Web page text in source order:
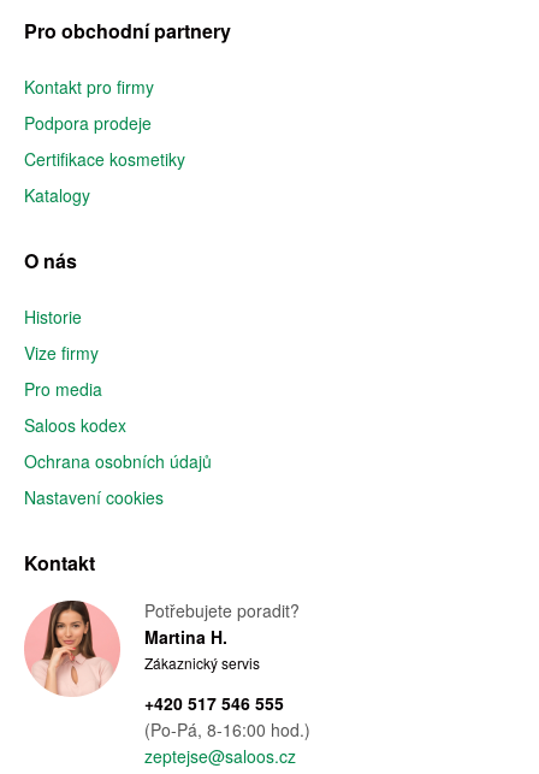
Pro obchodní partnery
Kontakt pro firmy
Podpora prodeje
Certifikace kosmetiky
Katalogy
O nás
Historie
Vize firmy
Pro media
Saloos kodex
Ochrana osobních údajů
Nastavení cookies
Kontakt
Potřebujete poradit?
Martina H.
Zákaznický servis
+420 517 546 555
(Po-Pá, 8-16:00 hod.)
zeptejse@saloos.cz